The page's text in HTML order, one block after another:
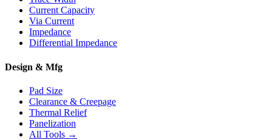
Current Capacity
Via Current
Impedance
Differential Impedance
Design & Mfg
Pad Size
Clearance & Creepage
Thermal Relief
Panelization
All Tools →